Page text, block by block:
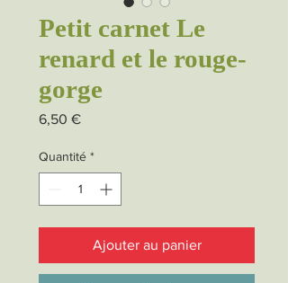
Petit carnet Le
renard et le rouge-
gorge
6,50 €Prix
Quantité *
Ajouter au panier